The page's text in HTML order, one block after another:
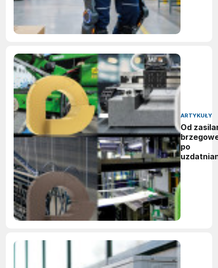
ARTYKUŁY
Od
po